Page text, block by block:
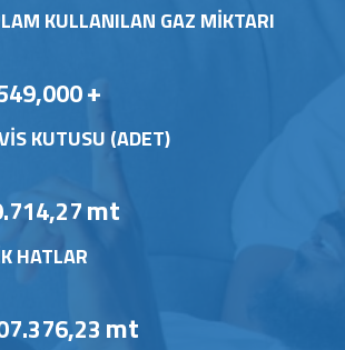
KULLANILAN GAZ MİKTARI
+
KUTUSU (ADET)
mt
HATLAR
mt